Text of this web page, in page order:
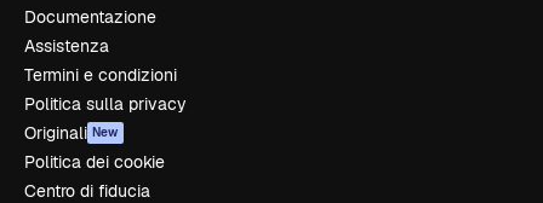
Documentazione
Assistenza
Termini e condizioni
Politica sulla privacy
Originali New
Politica dei cookie
Centro di fiducia